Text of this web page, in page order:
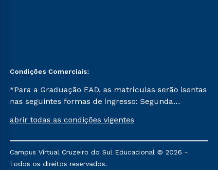
Condições Comerciais:
*Para a Graduação EAD, as matrículas serão isentas
nas seguintes formas de ingresso: Segunda
Já para as demais, a taxa de matrícula será de R$
mencionadas são referentes aos cursos: Ensino
Religioso, Geografia para a Docência e Metodologia
abrir todas as condições vigentes
Campus Virtual Cruzeiro do Sul Educacional © 2026 -
Todos os direitos reservados.